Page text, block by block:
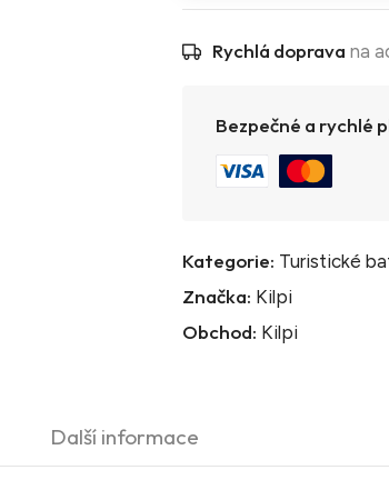
Rychlá doprava na
Bezpečné a rychlé
Kategorie: Turistické
Značka: Kilpi
Obchod: Kilpi
Další informace